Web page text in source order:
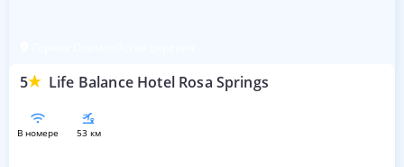
5 Life Balance Hotel Rosa Springs
в номере 53 км